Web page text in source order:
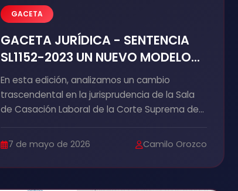
GACETA
GACETA JURÍDICA - SENTENCIA
SL1152-2023 UN NUEVO MODELO
DE PROTECCIÓN
En esta edición, analizamos un cambio
trascendental en la jurisprudencia de la Sala
de Casación Laboral de la Corte Suprema de
2023, ha instaurado un nuevo paradigma en la
estabilidad laboral reforzada al abandonar el
criterio tradicional que exigía una pérdida de
7 de mayo de 2026 Camilo Orozco